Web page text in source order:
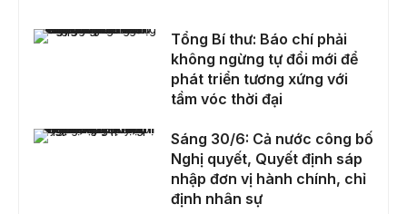
Tổng Bí thư: Báo chí phải không ngừng tự đổi mới để phát triển tương xứng với tầm vóc thời đại
Tổng Bí thư: Báo chí phải
không ngừng tự đổi mới để
phát triển tương xứng với
tầm vóc thời đại
Sáng 30/6: Cả nước công bố Nghị quyết, Quyết định sáp nhập đơn vị hành chính, chỉ định nhân sự
Sáng 30/6: Cả nước công bố
Nghị quyết, Quyết định sáp
nhập đơn vị hành chính, chỉ
định nhân sự